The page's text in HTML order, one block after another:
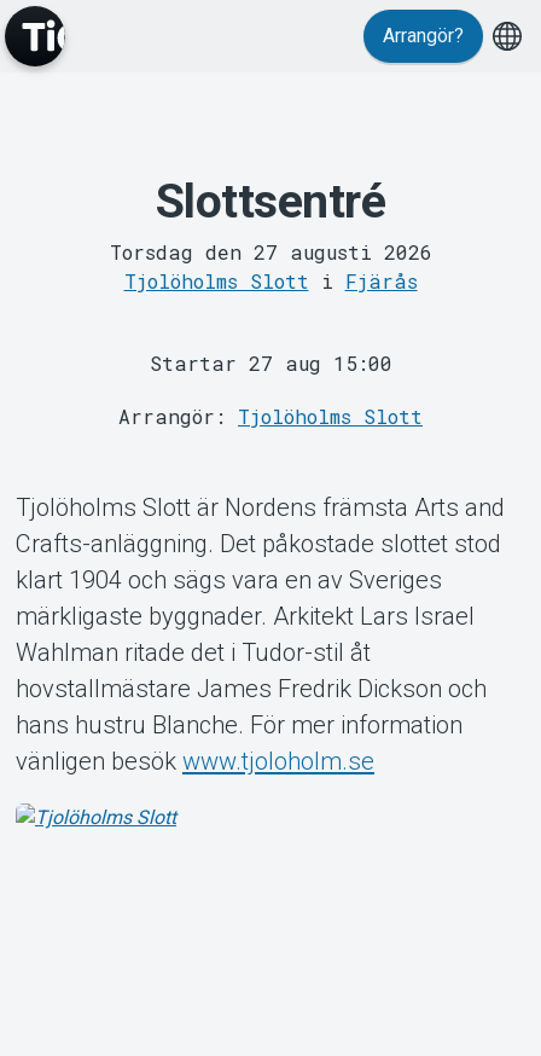
MyTickster
Om Tickster
Arrangör?
Slottsentré
Torsdag den 27 augusti 2026
Tjolöholms Slott i Fjärås
Startar 27 aug 15:00
Arrangör: Tjolöholms Slott
Tjolöholms Slott är Nordens främsta Arts and
Crafts-anläggning. Det påkostade slottet stod
klart 1904 och sägs vara en av Sveriges
märkligaste byggnader. Arkitekt Lars Israel
Wahlman ritade det i Tudor-stil åt
hovstallmästare James Fredrik Dickson och
hans hustru Blanche. För mer information
vänligen besök www.tjoloholm.se